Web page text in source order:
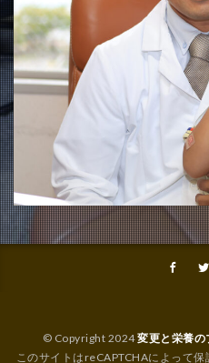
© Copyright 2024変更と栄養の
このサイトはreCAPTCHAによって